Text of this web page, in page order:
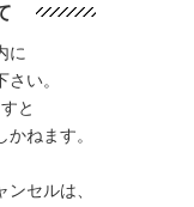
に
い。
と
ねます。
セルは、